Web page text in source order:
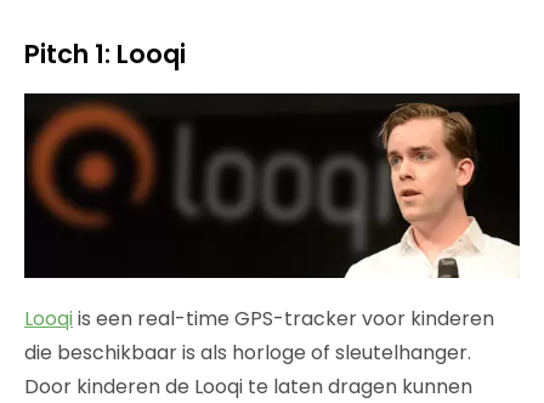
Pitch 1: Looqi
Looqiis een real-time GPS-tracker voor kinderen
die beschikbaar is als horloge of sleutelhanger.
Door kinderen de Looqi te laten dragen kunnen